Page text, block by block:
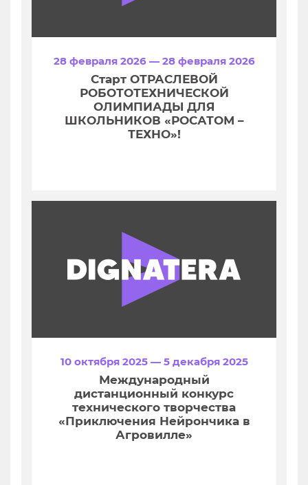
28 февраля 2026 — 28 февраля 2026
Старт ОТРАСЛЕВОЙ
РОБОТОТЕХНИЧЕСКОЙ
ОЛИМПИАДЫ ДЛЯ
ШКОЛЬНИКОВ «РОСАТОМ –
ТЕХНО»!
10 октября 2025 — 5 декабря 2025
Международный
дистанционный конкурс
технического творчества
«Приключения Нейрончика в
Агровилле»